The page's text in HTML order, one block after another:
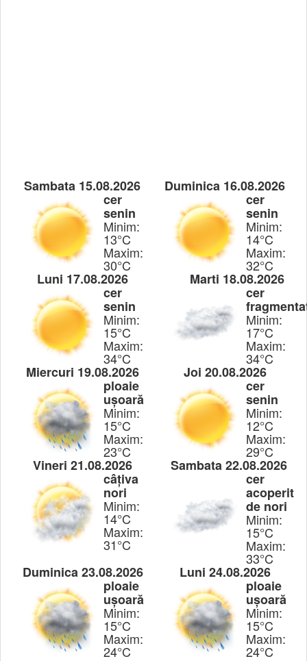
Sambata 15.08.2026
cer
senin
Minim:
13°C
Maxim:
30°C
Duminica 16.08.2026
cer
senin
Minim:
14°C
Maxim:
32°C
Luni 17.08.2026
cer
senin
Minim:
15°C
Maxim:
34°C
Marti 18.08.2026
cer
Minim:
17°C
Maxim:
34°C
Miercuri 19.08.2026
ploaie
ușoară
Minim:
15°C
Maxim:
23°C
Joi 20.08.2026
cer
senin
Minim:
12°C
Maxim:
29°C
Vineri 21.08.2026
câțiva
nori
Minim:
14°C
Maxim:
31°C
Sambata 22.08.2026
cer
acoperit
de nori
Minim:
15°C
Maxim:
33°C
Duminica 23.08.2026
ploaie
ușoară
Minim:
15°C
Maxim:
24°C
Luni 24.08.2026
ploaie
ușoară
Minim:
15°C
Maxim:
24°C